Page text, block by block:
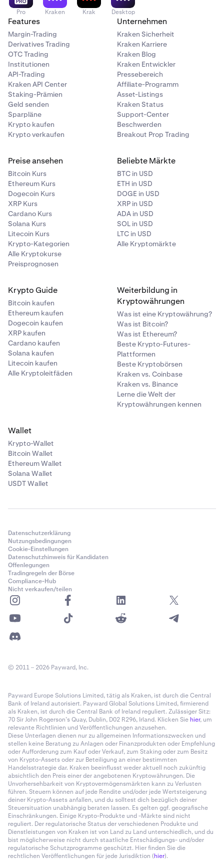
Pro Kraken Krak Desktop
Features
Margin-Trading
Derivatives Trading
OTC Trading
Institutionen
API-Trading
Kraken API Center
Staking-Prämien
Geld senden
Sparpläne
Krypto kaufen
Krypto verkaufen
Unternehmen
Kraken Sicherheit
Kraken Karriere
Kraken Blog
Kraken Entwickler
Pressebereich
Affiliate-Programm
Asset-Listings
Kraken Status
Support-Center
Beschwerden
Breakout Prop Trading
Preise ansehen
Bitcoin Kurs
Ethereum Kurs
Dogecoin Kurs
XRP Kurs
Cardano Kurs
Solana Kurs
Litecoin Kurs
Krypto-Kategorien
Alle Kryptokurse
Preisprognosen
Beliebte Märkte
BTC in USD
ETH in USD
DOGE in USD
XRP in USD
ADA in USD
SOL in USD
LTC in USD
Alle Kryptomärkte
Krypto Guide
Bitcoin kaufen
Ethereum kaufen
Dogecoin kaufen
XRP kaufen
Cardano kaufen
Solana kaufen
Litecoin kaufen
Alle Kryptoleitfäden
Weiterbildung in
Kryptowährungen
Was ist eine Kryptowährung?
Was ist Bitcoin?
Was ist Ethereum?
Beste Krypto-Futures-
Plattformen
Beste Kryptobörsen
Kraken vs. Coinbase
Kraken vs. Binance
Lerne die Welt der
Kryptowährungen kennen
Wallet
Krypto-Wallet
Bitcoin Wallet
Ethereum Wallet
Solana Wallet
USDT Wallet
Datenschutzerklärung
Nutzungsbedingungen
Cookie-Einstellungen
Datenschutzhinweis für Kandidaten
Offenlegungen
Tradingregeln der Börse
Compliance-Hub
Nicht verkaufen/teilen
© 2011 – 2026 Payward, Inc.
Payward Europe Solutions Limited, tätig als Kraken, ist durch die Central
Bank of Ireland autorisiert. Payward Global Solutions Limited, firmierend
als Kraken, ist durch die Central Bank of Ireland reguliert. Zulässiger Sitz:
70 Sir John Rogerson’s Quay, Dublin, D02 R296, Irland. Klicken Sie hier, um
relevante Richtlinien und Veröffentlichungen anzusehen.
Diese Unterlagen dienen nur zu allgemeinen Informationszwecken und
stellen keine Beratung zu Anlagen oder Finanzprodukten oder Empfehlung
oder Aufforderung zum Kauf oder Verkauf, zum Staking oder zum Besitz
von Krypto-Assets oder zur Beteiligung an einer bestimmten
Handelsstrategie dar. Kraken beeinflusst weder aktuell noch zukünftig
absichtlich den Preis einer der angebotenen Kryptowährungen. Die
Unvorhersehbarkeit von Kryptovermögensmärkten kann zu Verlusten
führen. Steuern können auf jede Rendite und/oder jede Wertsteigerung
deiner Krypto-Assets anfallen, und du solltest dich bezüglich deiner
Steuersituation unabhängig beraten lassen. Es gelten ggf. geografische
Einschränkungen. Einige Krypto-Produkte und -Märkte sind nicht
reguliert. Der regulatorische Status der verschiedenen Produkte und
Dienstleistungen von Kraken ist von Land zu Land unterschiedlich, und du
bist möglicherweise nicht durch staatliche Entschädigungs- und/oder
regulatorische Schutzprogramme geschützt. Hier finden Sie die
rechtlichen Veröffentlichungen für jede Jurisdiktion (hier).